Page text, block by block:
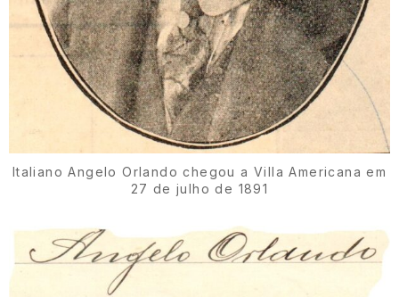
Italiano Angelo Orlando chegou a Villa Americana em
27 de julho de 1891